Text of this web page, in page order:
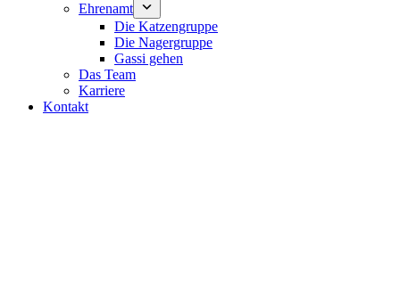
Ehrenamt
Die Katzengruppe
Die Nagergruppe
Gassi gehen
Das Team
Karriere
Kontakt